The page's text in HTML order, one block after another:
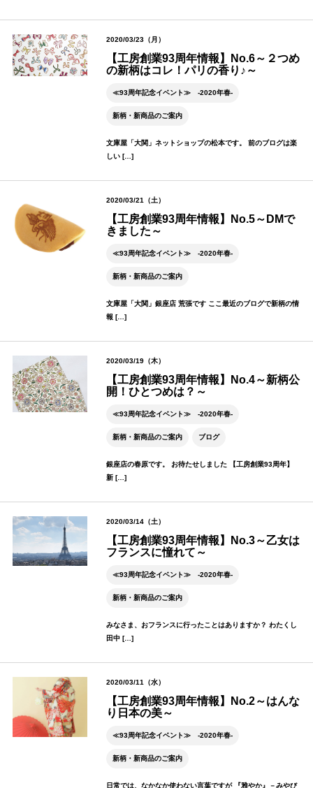
2020/03/23（月）
【工房創業93周年情報】No.6～２つめ
の新柄はコレ！パリの香り♪～
≪93周年記念イベント≫ -2020年春-
新柄・新商品のご案内
文庫屋「大関」ネットショップの松本です。 前のブログは楽
しい […]
2020/03/21（土）
【工房創業93周年情報】No.5～DMで
きました～
≪93周年記念イベント≫ -2020年春-
新柄・新商品のご案内
文庫屋「大関」銀座店 荒張です ここ最近のブログで新柄の情
報 […]
2020/03/19（木）
【工房創業93周年情報】No.4～新柄公
開！ひとつめは？～
≪93周年記念イベント≫ -2020年春-
新柄・新商品のご案内 ブログ
銀座店の春原です。 お待たせしました 【工房創業93周年】
新 […]
2020/03/14（土）
【工房創業93周年情報】No.3～乙女は
フランスに憧れて～
≪93周年記念イベント≫ -2020年春-
新柄・新商品のご案内
みなさま、おフランスに行ったことはありますか？ わたくし
田中 […]
2020/03/11（水）
【工房創業93周年情報】No.2～はんな
り日本の美～
≪93周年記念イベント≫ -2020年春-
新柄・新商品のご案内
日常では、なかなか使わない言葉ですが 『雅やか』－みやび